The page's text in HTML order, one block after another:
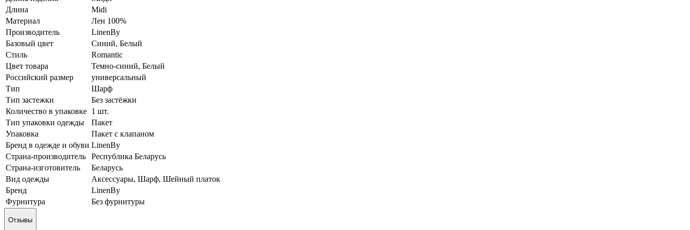
Длина
Midi
Материал
Лен 100%
Производитель
LinenBy
Базовый цвет
Синий, Белый
Стиль
Romantic
Цвет товара
Темно-синий, Белый
Российский размер
универсальный
Тип
Шарф
Тип застежки
Без застёжки
Количество в упаковке 1 шт.
Тип упаковки одежды
Пакет
Упаковка
Пакет с клапаном
Бренд в одежде и обуви LinenBy
Страна-производитель
Республика Беларусь
Страна-изготовитель
Беларусь
Вид одежды
Аксессуары, Шарф, Шейный платок
Бренд
LinenBy
Фурнитура
Без фурнитуры
Отзывы